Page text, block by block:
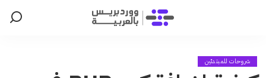
شروحات للمبتدئين